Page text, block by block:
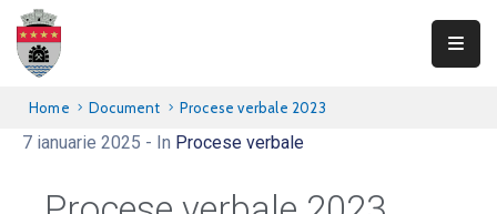
Primăria
Teliucu
Consiliul
Home Document Procese verbale 2023
7 ianuarie 2025 - In Procese verbale